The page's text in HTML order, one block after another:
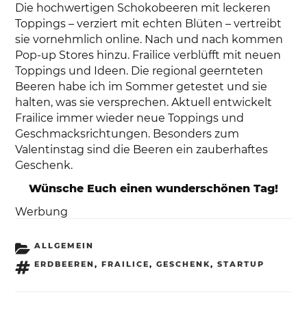
Die hochwertigen Schokobeeren mit leckeren
Toppings – verziert mit echten Blüten – vertreibt
sie vornehmlich online. Nach und nach kommen
Pop-up Stores hinzu. Frailice verblüfft mit neuen
Toppings und Ideen. Die regional geernteten
Beeren habe ich im Sommer getestet und sie
halten, was sie versprechen. Aktuell entwickelt
Frailice immer wieder neue Toppings und
Geschmacksrichtungen. Besonders zum
Valentinstag sind die Beeren ein zauberhaftes
Geschenk.
Wünsche Euch einen wunderschönen Tag!
Werbung
KATEGORIEN
ALLGEMEIN
SCHLAGWÖRTER
ERDBEEREN , FRAILICE, GESCHENK, STARTUP